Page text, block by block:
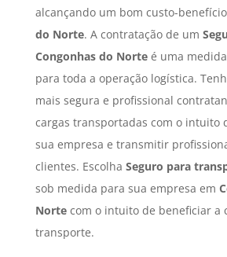
alcançando um bom custo-
do Norte. A contratação de um
Congonhas do Norteé uma
para toda a operação logística.
mais segura e profissional
cargas transportadas com o intuito
sua empresa e transmitir
clientes. Escolha Seguro para
sob medida para sua empresa em
Nortecom o intuito de beneficiar a
transporte.